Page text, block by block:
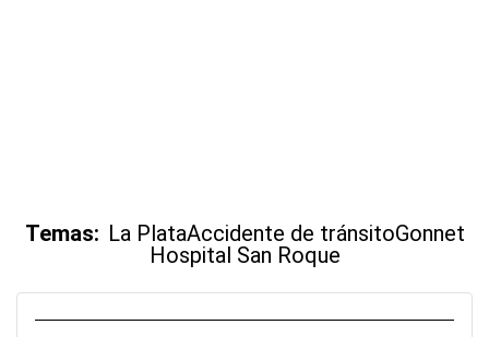
Temas: La PlataAccidente de tránsitoGonnet
Hospital San Roque